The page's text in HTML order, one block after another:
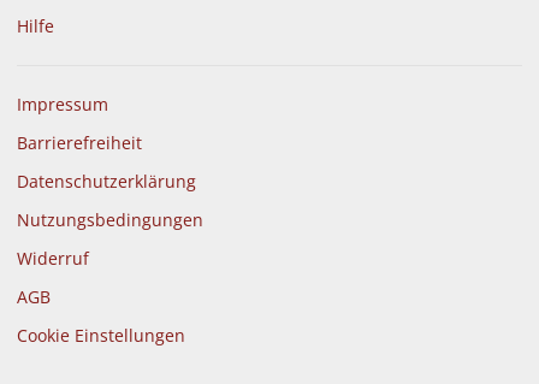
Hilfe
Impressum
Barrierefreiheit
Datenschutzerklärung
Nutzungsbedingungen
Widerruf
AGB
Cookie Einstellungen